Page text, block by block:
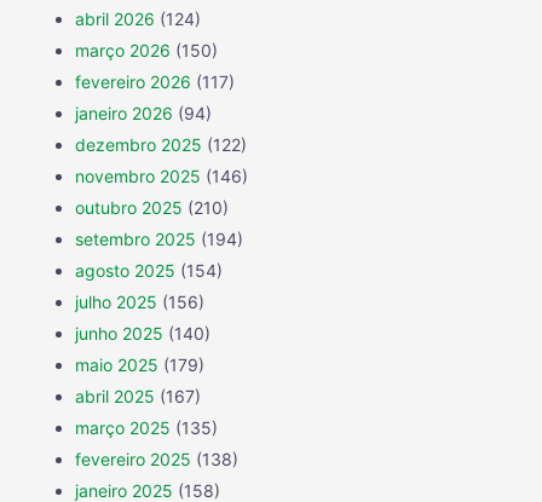
abril 2026 (124)
março 2026 (150)
fevereiro 2026 (117)
janeiro 2026 (94)
dezembro 2025 (122)
novembro 2025 (146)
outubro 2025 (210)
setembro 2025 (194)
agosto 2025 (154)
julho 2025 (156)
junho 2025 (140)
maio 2025 (179)
abril 2025 (167)
março 2025 (135)
fevereiro 2025 (138)
janeiro 2025 (158)